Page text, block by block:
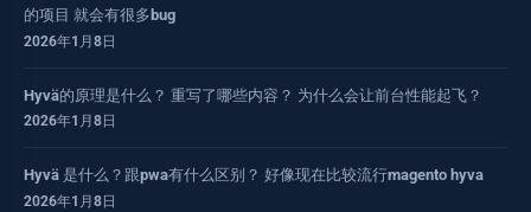
的项目 就会有很多bug
2026年1月8日
Hyvä的原理是什么？ 重写了哪些内容？ 为什么会让前台性能起飞？
2026年1月8日
Hyvä 是什么？跟pwa有什么区别？ 好像现在比较流行magento hyva
2026年1月8日